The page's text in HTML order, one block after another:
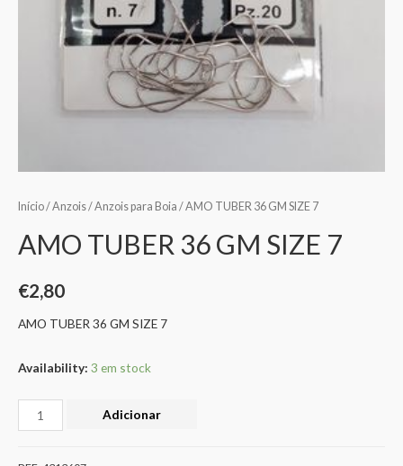
Início/Anzois/Anzois para Boia / AMO TUBER 36 GM SIZE 7
AMO TUBER 36 GM SIZE 7
€2,80
AMO TUBER 36 GM SIZE 7
Availability: 3 em stock
Adicionar